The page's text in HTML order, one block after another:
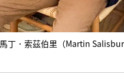
馬丁．索茲伯里（Martin